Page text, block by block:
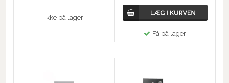
Ikke på lager
Få på lager